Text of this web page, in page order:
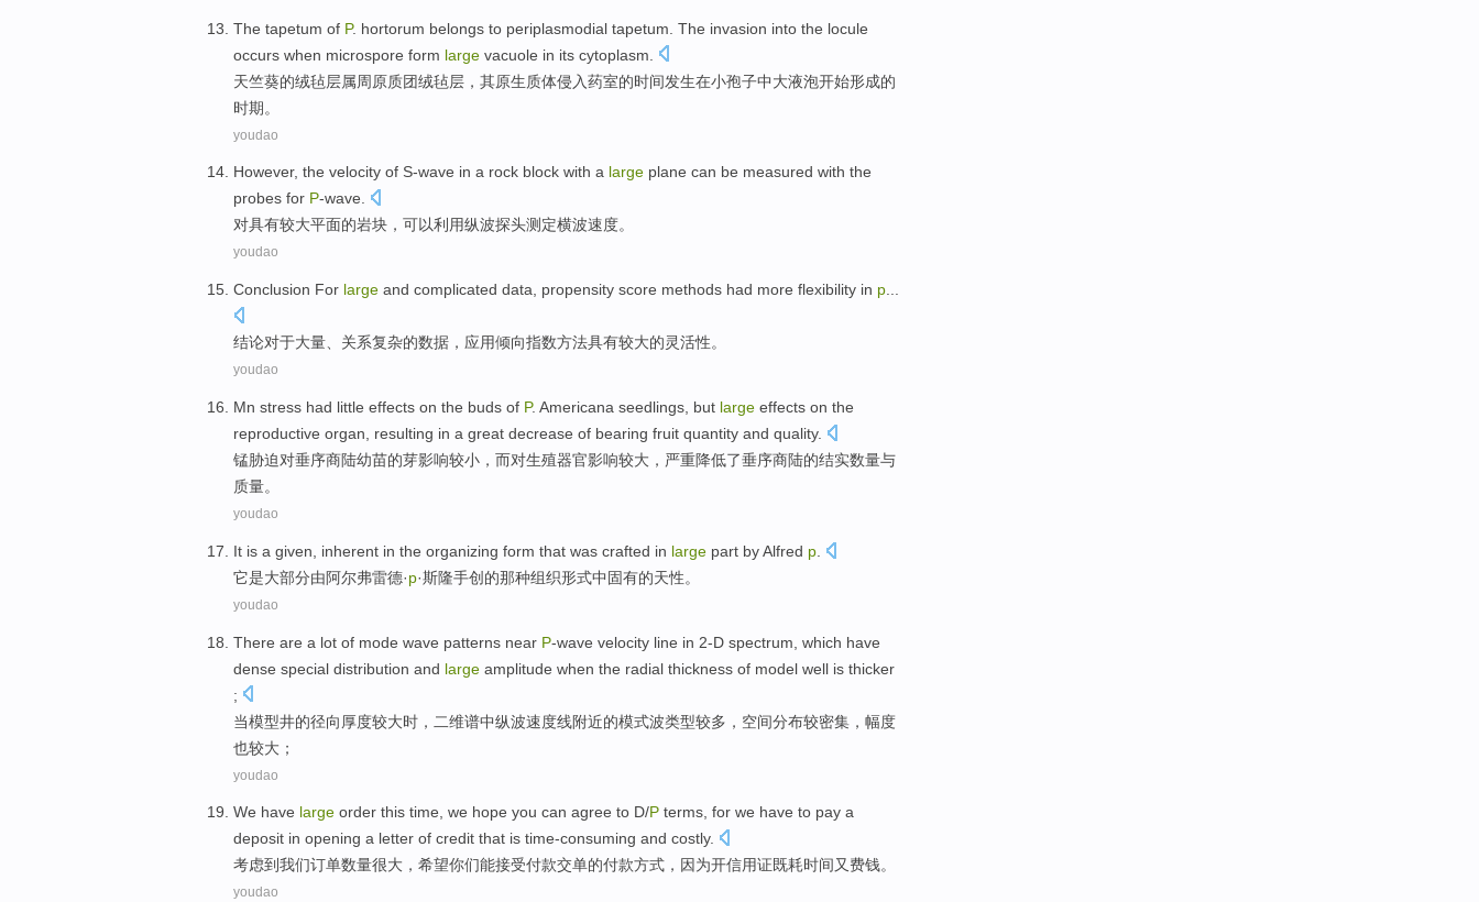
The tapetum of P. hortorum belongs to periplasmodial tapetum. The invasion into the locule
occurs when microspore form large vacuole in its cytoplasm.
天竺葵的绒毡层属周原质团绒毡层，其原生质体侵入药室的时间发生在小孢子中大液泡开始形成的
时期。
youdao
However, the velocity of S-wave in a rock block with a large plane can be measured with the
probes for P-wave.
对具有较大平面的岩块， 可以利用纵波探头测定横波速度。
youdao
Conclusion For large and complicated data propensity score methods had more flexibility in p
结论对于大量 关系复杂的数据 ，应用倾向指数方法具有较大的灵活性。
youdao
Mn stress had little effects on the buds of P. Americana seedlings but large effects on the
reproductive organ , resulting in a great decrease of bearing fruit quantity and quality.
锰胁迫对垂序商陆幼苗的芽影响较小， 而对生殖器官影响较大 ，严重降低了垂序商陆的结实数量与
质量。
youdao
It is a given, inherent in the organizing form that was crafted in large part byAlfred p
它是大部分由阿尔弗雷德·p·斯隆手创的那种组织形式中 固有的天性。
youdao
There are a lot of mode wave patterns near P-wave velocity line in 2-D spectrum which have
dense special distribution and large amplitude when the radial thickness of model well is thicker
;
当模型井的径向 厚度较大时， 二维谱中纵波速度线附近的模式波类型较多， 空间分布较密集， 幅度
也较大 ；
youdao
We have large order this time, we hope you can agree to D/P terms, for we have to pay a
deposit in opening a letter of credit that is time-consuming and costly.
考虑到我们订单数量很大 ， 希望你们能接受付款交单的付款方式， 因为开信用证既耗时间又费钱。
youdao